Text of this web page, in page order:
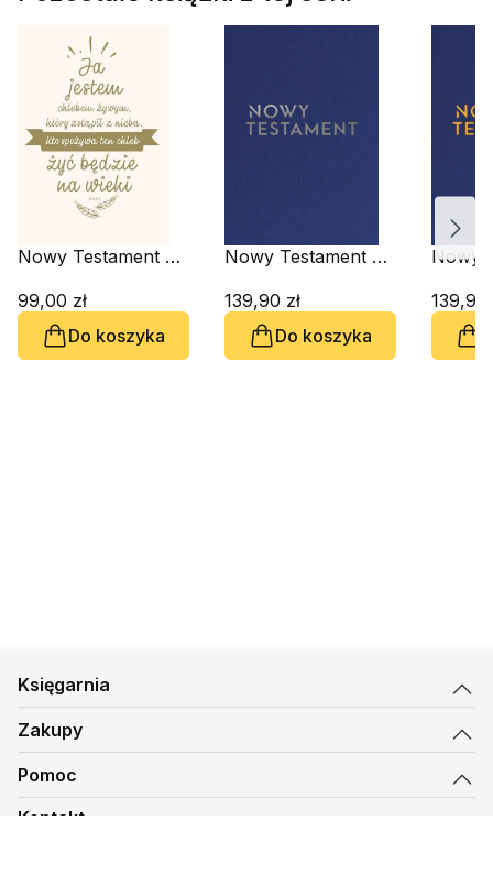
Nowy Testament z
złote tł. Ja jestem
chlebem
99,00 zł
Do koszyka
Nowy Testament z
dwułamowy,
tłoczenie srebrne
139,90 zł
Do koszyka
Nowy
139,90
Księgarnia
Zakupy
Pomoc
Kontakt